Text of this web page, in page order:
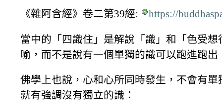
《雜阿含經》卷二第39經: https://
當中的「四識住」是解說「識」和「色受
喻，而不是說有一個單獨的識可以跑進跑
佛學上也說，心和心所同時發生，不會有
就有強調沒有獨立的識：